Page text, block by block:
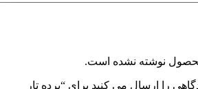
نوشته نشده است.
را ارسال می کنید برای “پرده تار